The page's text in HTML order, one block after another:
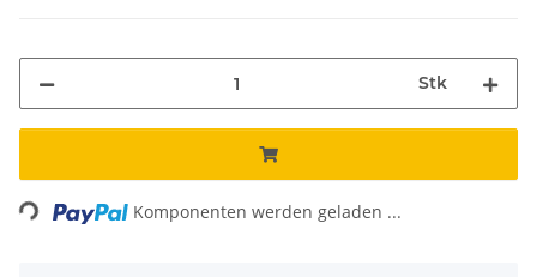
Stk
Loading... Komponenten werden geladen ...